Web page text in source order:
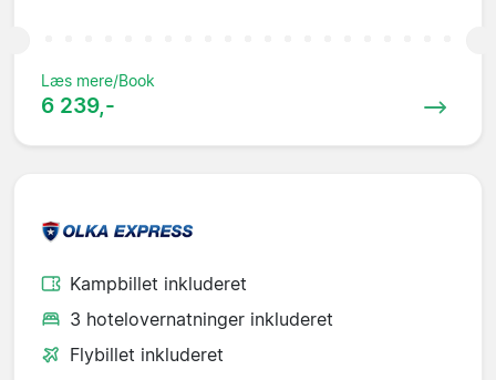
Læs mere/Book
6 239,-
Kampbillet inkluderet
3 hotelovernatninger inkluderet
Flybillet inkluderet